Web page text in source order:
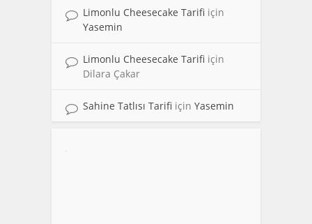
Limonlu Cheesecake Tarifi için
Yasemin
Limonlu Cheesecake Tarifi için
Dilara Çakar
Sahine Tatlısı Tarifi için Yasemin